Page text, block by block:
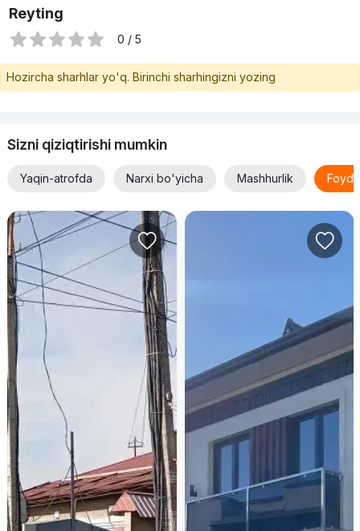
Reyting
0 / 5
Hozircha sharhlar yo'q. Birinchi sharhingizni yozing
Sizni qiziqtirishi mumkin
Yaqin-atrofda Narxi bo'yicha Mashhurlik